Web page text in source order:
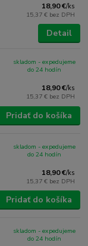
18,90 €/ks
15,37 € bez DPH
Detail
18,90 €/ks
15,37 € bez DPH
skladom - expedujeme
do 24 hodín
Pridať do košíka
18,90 €/ks
15,37 € bez DPH
skladom - expedujeme
do 24 hodín
Pridať do košíka
skladom - expedujeme
do 24 hodín